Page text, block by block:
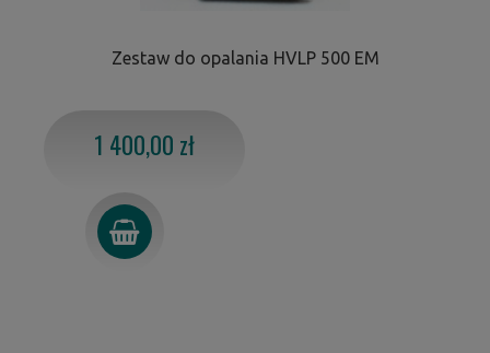
Zestaw do opalania HVLP 500 EM
1 400,00 zł